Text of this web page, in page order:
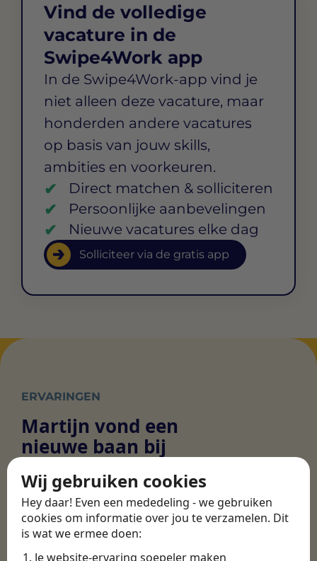
Wij gebruiken cookies
Hey daar! Even een mededeling - we gebruiken
cookies om informatie over jou te verzamelen. Dit
is wat we ermee doen:
Je website-ervaring soepeler maken
Vind de volledige
vacature in de
Swipe4Work app
In de Swipe4Work-app vind je
niet alleen deze vacature, maar
honderden andere vacatures
op basis van jouw skills,
ambities en voorkeuren.
Direct matchen & solliciteren
Persoonlijke aanbevelingen
Nieuwe vacatures elke dag
Solliciteer via de gratis app
ERVARINGEN
Martijn vond een
nieuwe baan bij
Door Swipe4Work heb ik op een hele
makkelijke, laagdrempelige manier eigenlijk
een hele leuke nieuwe baan gevonden. Met heel